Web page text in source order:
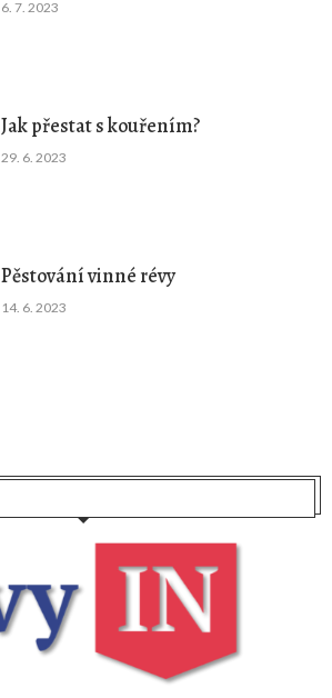
6. 7. 2023
Jak přestat s kouřením?
29. 6. 2023
Pěstování vinné révy
14. 6. 2023